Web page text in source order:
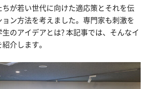
ちが若い世代に向けた適応策とそれを伝
ョン方法を考えました。専門家も刺激を
のアイデアとは? 本記事では、そんなイ
介します。